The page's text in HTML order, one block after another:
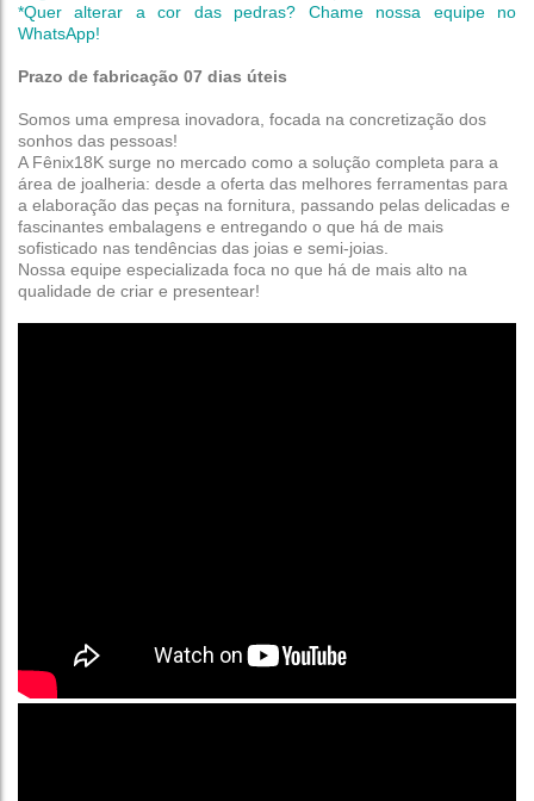
*Quer alterar a cor das pedras? Chame nossa equipe no
WhatsApp!
Prazo de fabricação 07 dias úteis
Somos uma empresa inovadora, focada na concretização dos
sonhos das pessoas!
A Fênix18K surge no mercado como a solução completa para a
área de joalheria: desde a oferta das melhores ferramentas para
a elaboração das peças na fornitura, passando pelas delicadas e
fascinantes embalagens e entregando o que há de mais
sofisticado nas tendências das joias e semi-joias.
Nossa equipe especializada foca no que há de mais alto na
qualidade de criar e presentear!